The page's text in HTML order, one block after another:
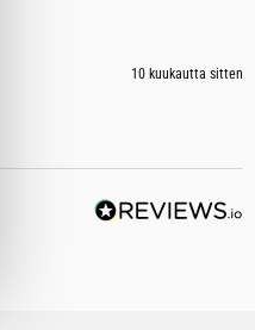
10 kuukautta sitten